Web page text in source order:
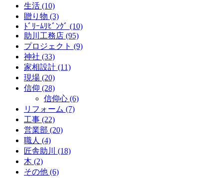
生活 (10)
贈り物 (3)
ﾄﾞﾘｰﾑﾘﾋﾞﾝｸﾞ (10)
助川工務店 (95)
プロジェクト (9)
神社 (33)
家相設計 (11)
現場 (20)
信仰 (28)
信仰心 (6)
リフォーム (7)
工事 (22)
営業部 (20)
職人 (4)
匠舎助川 (18)
木 (2)
その他 (6)